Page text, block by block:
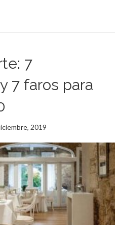
7
7 faros para
2019